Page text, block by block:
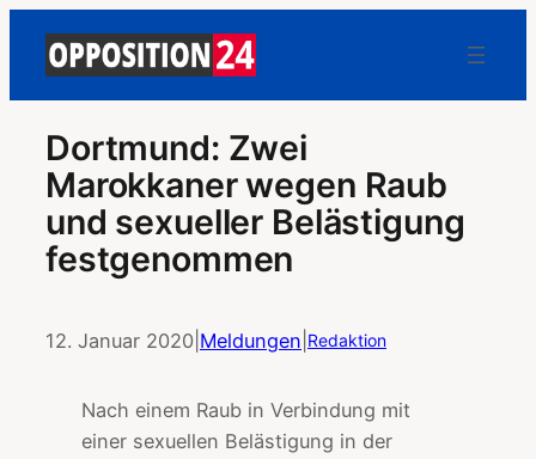
Dortmund: Zwei
Marokkaner wegen Raub
und sexueller Belästigung
festgenommen
12. Januar 2020 Meldungen Redaktion
Nach einem Raub in Verbindung mit
einer sexuellen Belästigung in der